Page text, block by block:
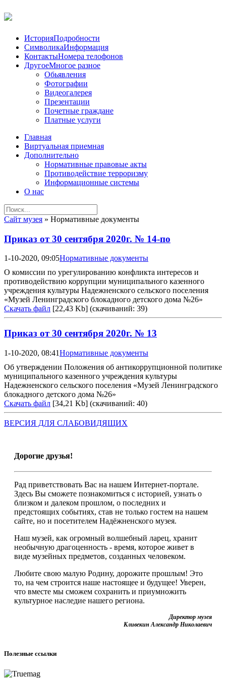
ИсторияПодробности
СимволикаИнформация
КонтактыНомера телофонов
ДругоеМногое разное
Обьявления
Фотографии
Видеогалерея
Презентации
Почетные граждане
Платные услуги
Главная
Виртуальная приемная
Дополнительно
Нормативные правовые акты
Противодействие терроризму
Информационные системы
О нас
Сайт музея » Нормативные документы
Приказ от 30 сентября 2020г. № 14-по
1-10-2020, 09:05Нормативные документы
О комиссии по урегулированию конфликта интересов и
противодействию коррупции муниципального казенного
учреждения культуры Надежненского сельского поселения
«Музей Ленинградского блокадного детского дома №26»
Скачать файл [22,43 Kb] (cкачиваний: 39)
Приказ от 30 сентября 2020г. № 13
1-10-2020, 08:41Нормативные документы
Об утверждении Положения об антикоррупционной политике
муниципального казенного учреждения культуры
Надежненского сельского поселения «Музей Ленинградского
блокадного детского дома №26»
Скачать файл [34,21 Kb] (cкачиваний: 40)
ВЕРСИЯ ДЛЯ СЛАБОВИДЯЩИХ
Дорогие друзья!
Рад приветствовать Вас на нашем Интернет-портале.
Здесь Вы сможете познакомиться с историей, узнать о
близком и далеком прошлом, о последних и
предстоящих событиях, став не только гостем на нашем
сайте, но и посетителем Надёжненского музея.
Наш музей, как огромный волшебный ларец, хранит
необычную драгоценность - время, которое живет в
виде музейных предметов, созданных человеком.
Любите свою малую Родину, дорожите прошлым! Это
то, на чем строится наше настоящее и будущее! Уверен,
что вместе мы сможем сохранить и приумножить
культурное наследие нашего региона.
Директор музея
Кливекин Александр Николаевич
Полезные ссылки